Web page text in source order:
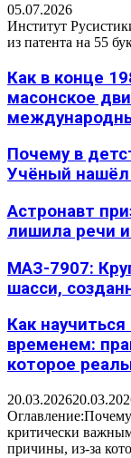
05.07.2026
Институт
из патента на 55
Как в конце
масонское
Почему в
Учёный нашёл
Астронавт
лишила речи
МАЗ-7907:
шасси,
Как
временем:
которое
20.03.2026
критически
причины, из-за